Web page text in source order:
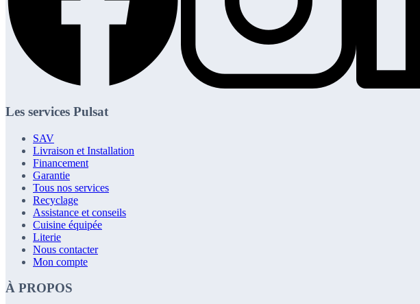
Les services Pulsat
SAV
Livraison et Installation
Financement
Garantie
Tous nos services
Recyclage
Assistance et conseils
Cuisine équipée
Literie
Nous contacter
Mon compte
À PROPOS